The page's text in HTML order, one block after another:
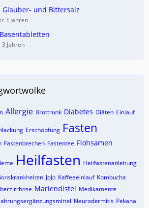
und Bittersalz
3 Jahren
Jahren
Allergie Brottrunk Diabetes Diäten Einlauf
Erschöpfung Fasten
Fastenbrechen Fastentee Flohsamen
Heilfasten Heilfastenanleitung
JoJo Kaffeeeinlauf Kombucha
Mariendistel Medikamente
Neurodermitis Pekana